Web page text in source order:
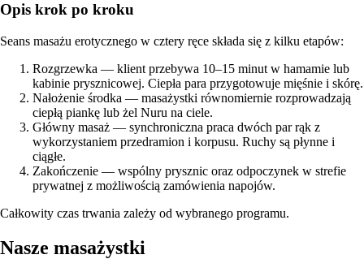
Opis krok po kroku
Seans masażu erotycznego w cztery ręce składa się z kilku etapów:
Rozgrzewka — klient przebywa 10–15 minut w hamamie lub
kabinie prysznicowej. Ciepła para przygotowuje mięśnie i skórę.
Nałożenie środka — masażystki równomiernie rozprowadzają
ciepłą piankę lub żel Nuru na ciele.
Główny masaż — synchroniczna praca dwóch par rąk z
wykorzystaniem przedramion i korpusu. Ruchy są płynne i
ciągłe.
Zakończenie — wspólny prysznic oraz odpoczynek w strefie
prywatnej z możliwością zamówienia napojów.
Całkowity czas trwania zależy od wybranego programu.
Nasze masażystki